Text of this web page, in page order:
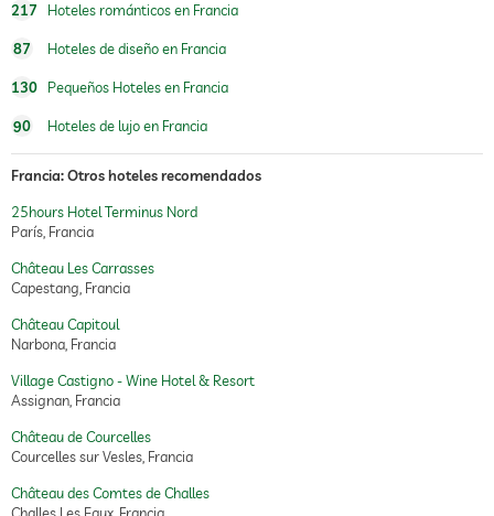
217 Hoteles románticos en Francia
87 Hoteles de diseño en Francia
130 Pequeños Hoteles en Francia
90 Hoteles de lujo en Francia
Francia: Otros hoteles recomendados
25hours Hotel Terminus Nord
París, Francia
Château Les Carrasses
Capestang, Francia
Château Capitoul
Narbona, Francia
Village Castigno - Wine Hotel & Resort
Assignan, Francia
Château de Courcelles
Courcelles sur Vesles, Francia
Château des Comtes de Challes